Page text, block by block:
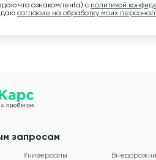
что ознакомлен(а) с политикой
даю согласие на обработку моих
запросам
Универсалы